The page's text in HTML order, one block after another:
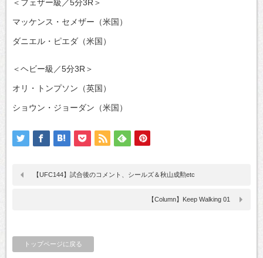
＜フェザー級／5分3R＞
マッケンス・セメザー（米国）
ダニエル・ピエダ（米国）
＜ヘビー級／5分3R＞
オリ・トンプソン（英国）
ショウン・ジョーダン（米国）
【UFC144】試合後のコメント、シールズ＆秋山成勲etc
【Column】Keep Walking 01
トップページに戻る